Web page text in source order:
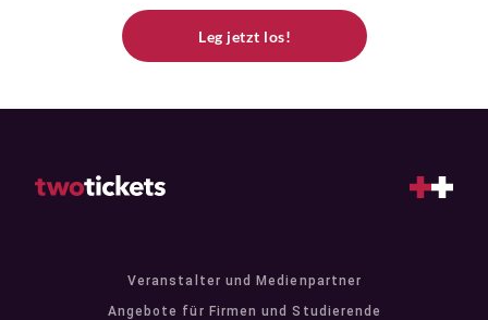
Leg jetzt los!
Veranstalter und Medienpartner
Angebote für Firmen und Studierende